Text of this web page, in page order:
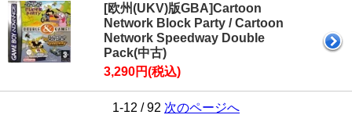
[欧州(UKV)版GBA]Cartoon
Network Block Party / Cartoon
Network Speedway Double
Pack(中古)
3,290円(税込)
1-12 / 92 次のページへ